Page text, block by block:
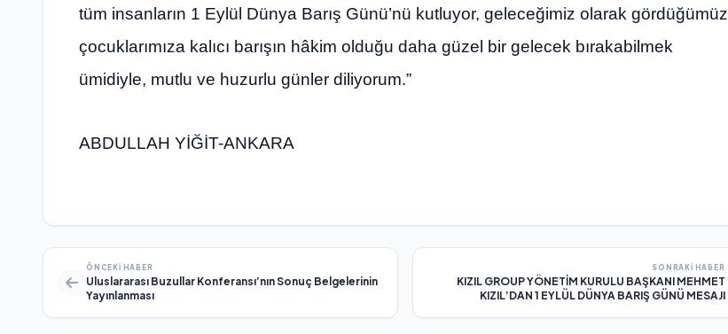
tüm insanların 1 Eylül Dünya Barış Günü’nü kutluyor, geleceğimiz olarak gördüğümüz
çocuklarımıza kalıcı barışın hâkim olduğu daha güzel bir gelecek bırakabilmek
ümidiyle, mutlu ve huzurlu günler diliyorum.”
ABDULLAH YİĞİT-ANKARA
ÖNCEKI HABER
Uluslararası Buzullar Konferansı’nın Sonuç Belgelerinin
Yayınlanması
SONRAKI HABER
KIZIL GROUP YÖNETİM KURULU BAŞKANI MEHMET
KIZIL’DAN 1 EYLÜL DÜNYA BARIŞ GÜNÜ MESAJI